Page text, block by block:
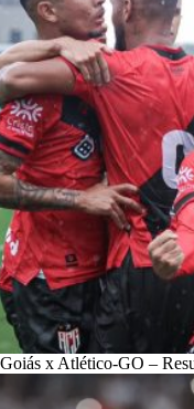
Goiás x Atlético-GO –